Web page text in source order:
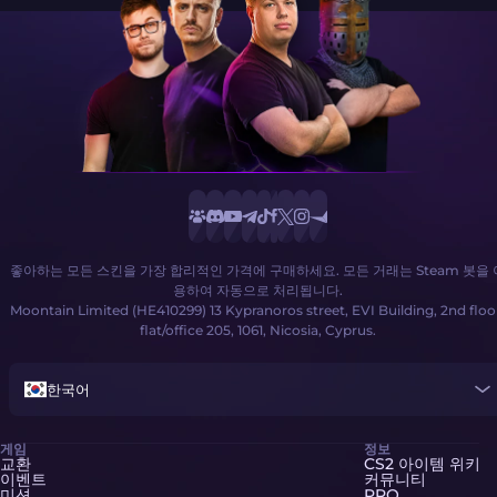
좋아하는 모든 스킨을 가장 합리적인 가격에 구매하세요. 모든 거래는 Steam 봇을
용하여 자동으로 처리됩니다.
Moontain Limited (HE410299) 13 Kypranoros street, EVI Building, 2nd
flat/office 205, 1061, Nicosia, Cyprus.
한국어
게임
교환
이벤트
정보
CS2 아이템 위키
커뮤니티